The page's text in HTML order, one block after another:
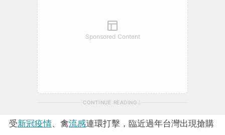
Sponsored Content
CONTINUE READING
受新冠疫情、禽流感連環打擊，臨近過年台灣出現搶購